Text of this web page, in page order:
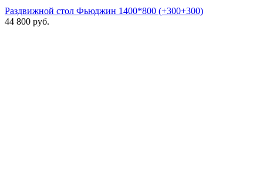
Раздвижной стол Фьюджин 1400*800 (+300+300)
44 800 руб.